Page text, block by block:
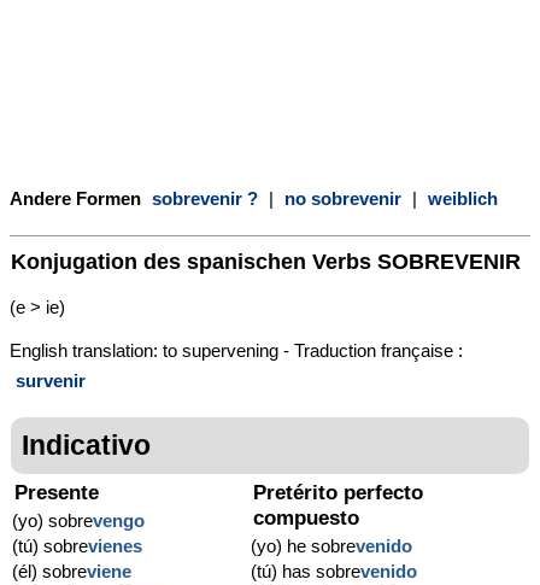
Andere Formen sobrevenir ? | no sobrevenir | weiblich
Konjugation des spanischen Verbs SOBREVENIR
(e > ie)
English translation: to supervening - Traduction française :
survenir
Indicativo
Presente
(yo) sobrevengo
(tú) sobrevienes
(él) sobreviene
Pretérito perfecto
compuesto
(yo) he sobrevenido
(tú) has sobrevenido